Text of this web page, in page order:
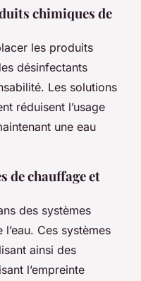
chimiques de
les produits
désinfectants
Les solutions
réduisent l’usage
une eau
de chauffage et
des systèmes
Ces systèmes
ainsi des
l’empreinte